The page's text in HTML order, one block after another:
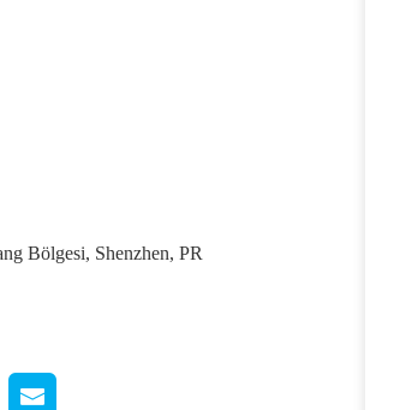
Bölgesi, Shenzhen, PR